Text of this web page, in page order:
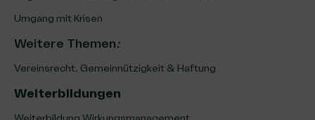
Umgang mit Krisen
Weitere Themen:
Vereinsrecht, Gemeinnützigkeit & Haftung
Weiterbildungen